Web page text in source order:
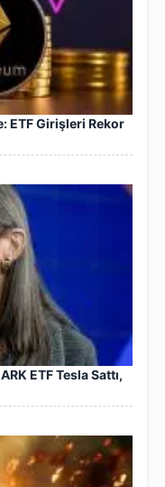
ETF Girişleri Rekor
ETF Tesla Sattı,